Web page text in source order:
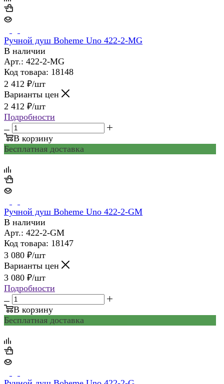
Ручной душ Boheme Uno 422-2-MG
В наличии
Арт.: 422-2-MG
Код товара: 18148
2 412 ₽/шт
Варианты цен
2 412 ₽/шт
Подробности
В корзину
Бесплатная доставка
Ручной душ Boheme Uno 422-2-GM
В наличии
Арт.: 422-2-GM
Код товара: 18147
3 080 ₽/шт
Варианты цен
3 080 ₽/шт
Подробности
В корзину
Бесплатная доставка